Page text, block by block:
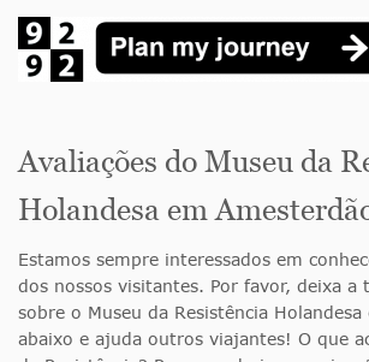
Avaliações do Museu da
Holandesa em
Estamos sempre interessados em
dos nossos visitantes. Por favor, deixa a
sobre o Museu da Resistência
abaixo e ajuda outros viajantes! O que